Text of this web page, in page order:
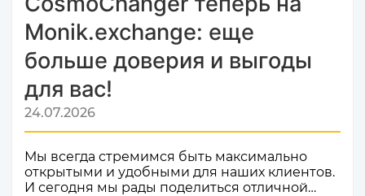
Monik.exchange: еще
больше доверия и выгоды
для вас!
24.07.2026
Мы всегда стремимся быть максимально
открытыми и удобными для наших клиентов.
И сегодня мы рады поделиться отличной